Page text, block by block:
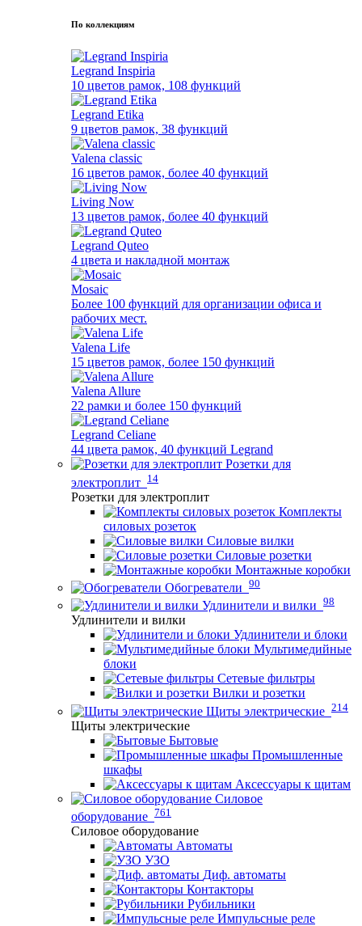
По коллекциям
Legrand Inspiria
10 цветов рамок, 108 функций
Legrand Etika
9 цветов рамок, 38 функций
Valena classic
16 цветов рамок, более 40 функций
Living Now
13 цветов рамок, более 40 функций
Legrand Quteo
4 цвета и накладной монтаж
Mosaic
Более 100 функций для организации офиса и
рабочих мест.
Valena Life
15 цветов рамок, более 150 функций
Valena Allure
22 рамки и более 150 функций
Legrand Celiane
44 цвета рамок, 40 функций Legrand
Розетки для
электроплит 14
Розетки для электроплит
Комплекты
силовых розеток
Силовые вилки
Силовые розетки
Монтажные коробки
Обогреватели 90
Удлинители и вилки 98
Удлинители и вилки
Удлинители и блоки
Мультимедийные
блоки
Сетевые фильтры
Вилки и розетки
Щиты электрические 214
Щиты электрические
Бытовые
Промышленные
шкафы
Аксессуары к щитам
Силовое
оборудование 761
Силовое оборудование
Автоматы
УЗО
Диф. автоматы
Контакторы
Рубильники
Импульсные реле